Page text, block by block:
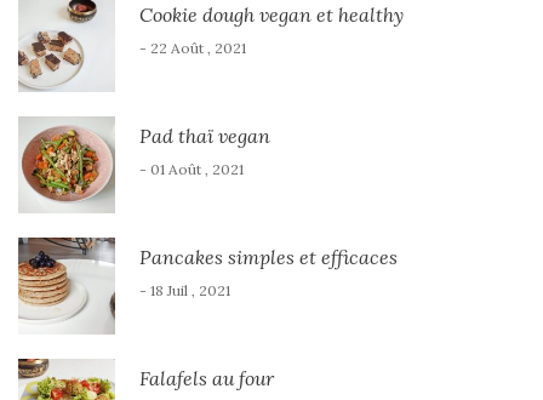
Cookie dough vegan et healthy
- 22 Août , 2021
Pad thaï vegan
- 01 Août , 2021
Pancakes simples et efficaces
- 18 Juil , 2021
Falafels au four